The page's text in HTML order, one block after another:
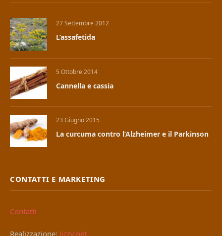
27 Settembre 2012
L’assafetida
5 Ottobre 2014
Cannella e cassia
23 Giugno 2015
La curcuma contro l’Alzheimer e il Parkinson
CONTATTI E MARKETING
Contatti
Realizzazione: Jizzy.net